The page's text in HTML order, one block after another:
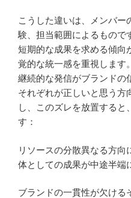
こうした違いは、メンバー
験、担当範囲によるもので
短期的な成果を求める傾向
覚的な統一感を重視します
継続的な発信がブランドの
それぞれが正しいと思う方
し、このズレを放置すると
す：
リソースの分散異なる方
体としての成果が中途半端
ブランドの一貫性が欠ける